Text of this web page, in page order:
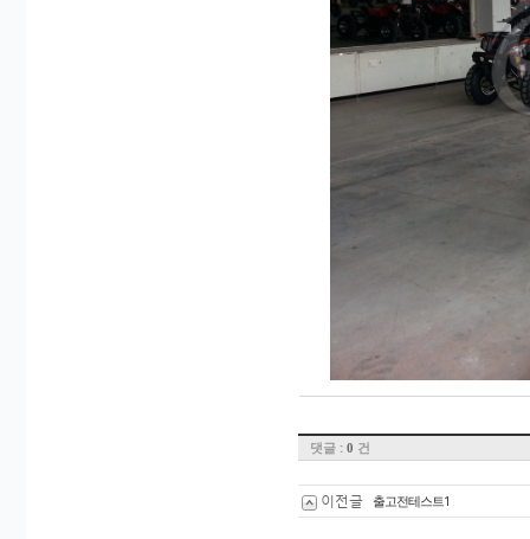
댓글 : 0 건
이전글 출고전테스트1